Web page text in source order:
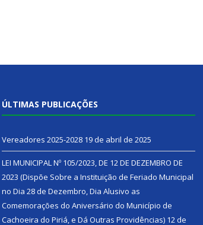
ÚLTIMAS PUBLICAÇÕES
Vereadores 2025-2028 19 de abril de 2025
LEI MUNICIPAL Nº 105/2023, DE 12 DE DEZEMBRO DE
2023 (Dispõe Sobre a Instituição de Feriado Municipal
no Dia 28 de Dezembro, Dia Alusivo as
Comemorações do Aniversário do Município de
Cachoeira do Piriá, e Dá Outras Providências) 12 de